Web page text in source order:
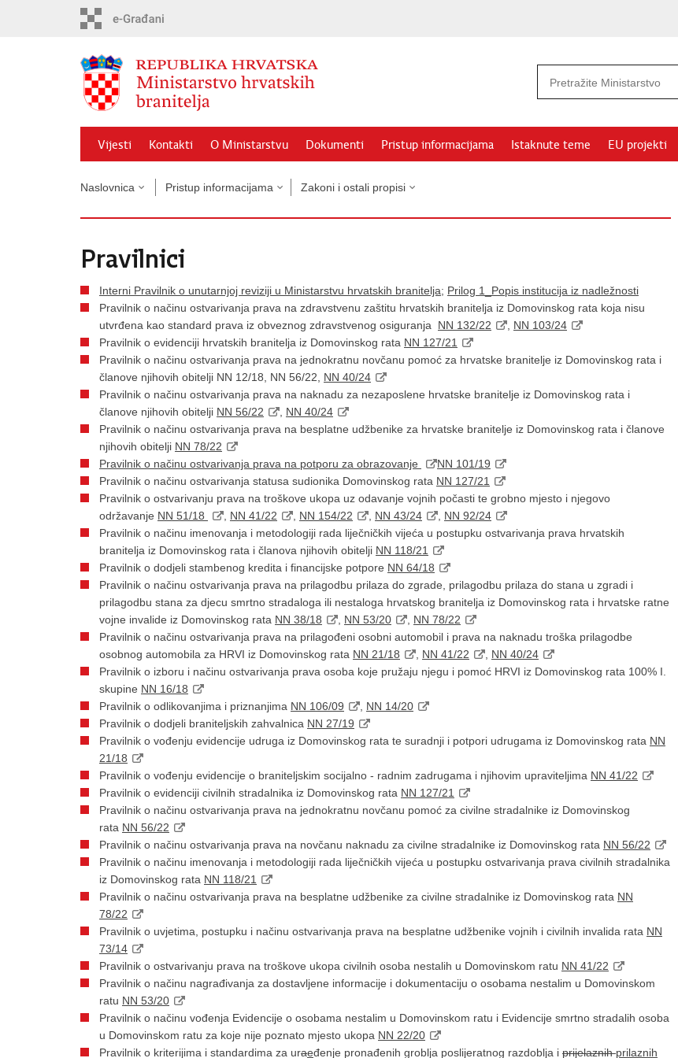
Vijesti Kontakti O Ministarstvu Dokumenti Pristup informacijama Istaknute teme EU projekti
Naslovnica Pristup informacijama Zakoni i ostali propisi
Pravilnici
Interni Pravilnik o unutarnjoj reviziji u Ministarstvu hrvatskih branitelja; Prilog 1_Popis institucija iz nadležnosti
Pravilnik o načinu ostvarivanja prava na zdravstvenu zaštitu hrvatskih branitelja iz Domovinskog rata koja nisu
utvrđena kao standard prava iz obveznog zdravstvenog osiguranja NN 132/22
NN 103/24
Pravilnik o evidenciji hrvatskih branitelja iz Domovinskog rata NN 127/21
Pravilnik o načinu ostvarivanja prava na jednokratnu novčanu pomoć za hrvatske branitelje iz Domovinskog rata i
članove njihovih obitelji NN 12/18, NN 56/22, NN 40/24
Pravilnik o načinu ostvarivanja prava na naknadu za nezaposlene hrvatske branitelje iz Domovinskog rata i
članove njihovih obitelji NN 56/22
NN 40/24
Pravilnik o načinu ostvarivanja prava na besplatne udžbenike za hrvatske branitelje iz Domovinskog rata i članove
njihovih obitelji NN 78/22
Pravilnik o načinu ostvarivanja prava na potporu za obrazovanje
NN 101/19
Pravilnik o načinu ostvarivanja statusa sudionika Domovinskog rata NN 127/21
Pravilnik o ostvarivanju prava na troškove ukopa uz odavanje vojnih počasti te grobno mjesto i njegovo
održavanje NN 51/18 NN 41/22 NN 154/22 NN 43/24
NN 92/24
Pravilnik o načinu imenovanja i metodologiji rada liječničkih vijeća u postupku ostvarivanja prava hrvatskih
branitelja iz Domovinskog rata i članova njihovih obitelji NN 118/21
Pravilnik o dodjeli stambenog kredita i financijske potpore NN 64/18
Pravilnik o načinu ostvarivanja prava na prilagodbu prilaza do zgrade, prilagodbu prilaza do stana u zgradi i
prilagodbu stana za djecu smrtno stradaloga ili nestaloga hrvatskog branitelja iz Domovinskog rata i hrvatske ratne
vojne invalide iz Domovinskog rata NN 38/18 NN 53/20
NN 78/22
Pravilnik o načinu ostvarivanja prava na prilagođeni osobni automobil i prava na naknadu troška prilagodbe
osobnog automobila za HRVI iz Domovinskog rata NN 21/18 NN 41/22
NN 40/24
Pravilnik o izboru i načinu ostvarivanja prava osoba koje pružaju njegu i pomoć HRVI iz Domovinskog rata 100% I.
skupine NN 16/18
Pravilnik o odlikovanjima i priznanjima NN 106/09
NN 14/20
Pravilnik o dodjeli braniteljskih zahvalnica NN 27/19
Pravilnik o vođenju evidencije udruga iz Domovinskog rata te suradnji i potpori udrugama iz Domovinskog rata NN
21/18
Pravilnik o vođenju evidencije o braniteljskim socijalno - radnim zadrugama i njihovim upraviteljima NN 41/22
Pravilnik o evidenciji civilnih stradalnika iz Domovinskog rata NN 127/21
Pravilnik o načinu ostvarivanja prava na jednokratnu novčanu pomoć za civilne stradalnike iz Domovinskog
rata NN 56/22
Pravilnik o načinu ostvarivanja prava na novčanu naknadu za civilne stradalnike iz Domovinskog rata NN 56/22
Pravilnik o načinu imenovanja i metodologiji rada liječničkih vijeća u postupku ostvarivanja prava civilnih stradalnika
iz Domovinskog rata NN 118/21
Pravilnik o načinu ostvarivanja prava na besplatne udžbenike za civilne stradalnike iz Domovinskog rata NN
78/22
Pravilnik o uvjetima, postupku i načinu ostvarivanja prava na besplatne udžbenike vojnih i civilnih invalida rata NN
73/14
Pravilnik o ostvarivanju prava na troškove ukopa civilnih osoba nestalih u Domovinskom ratu NN 41/22
Pravilnik o načinu nagrađivanja za dostavljene informacije i dokumentaciju o osobama nestalim u Domovinskom
ratu NN 53/20
Pravilnik o načinu vođenja Evidencije o osobama nestalim u Domovinskom ratu i Evidencije smrtno stradalih osoba
u Domovinskom ratu za koje nije poznato mjesto ukopa NN 22/20
Pravilnik o kriterijima i standardima za uraeđenje pronađenih groblja poslijeratnog razdoblja i prijelaznihprilaznih